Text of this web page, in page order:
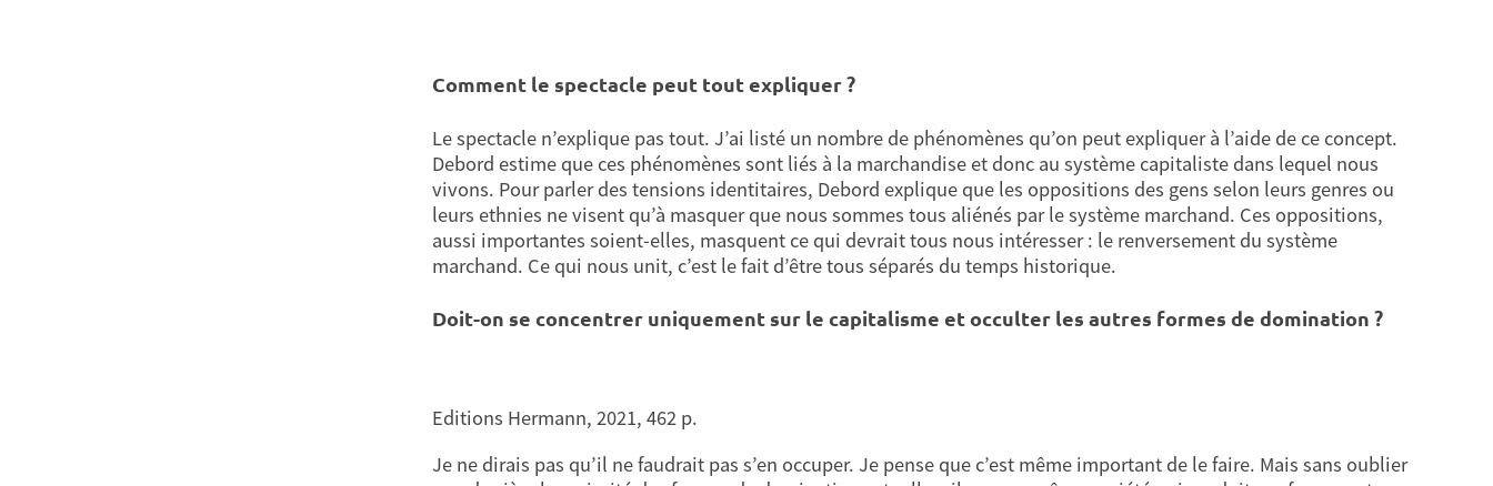
Comment le spectacle peut tout expliquer ?
Le spectacle n’explique pas tout. J’ai listé un nombre de phénomènes qu’on peut expliquer à l’aide de ce concept.
Debord estime que ces phénomènes sont liés à la marchandise et donc au système capitaliste dans lequel nous
vivons. Pour parler des tensions identitaires, Debord explique que les oppositions des gens selon leurs genres ou
leurs ethnies ne visent qu’à masquer que nous sommes tous aliénés par le système marchand. Ces oppositions,
aussi importantes soient-elles, masquent ce qui devrait tous nous intéresser : le renversement du système
marchand. Ce qui nous unit, c’est le fait d’être tous séparés du temps historique.
Doit-on se concentrer uniquement sur le capitalisme et occulter les autres formes de domination ?
Editions Hermann, 2021, 462 p.
Je ne dirais pas qu’il ne faudrait pas s’en occuper. Je pense que c’est même important de le faire. Mais sans oublier